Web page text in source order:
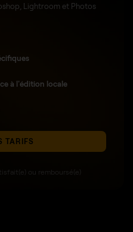
Lightroom et Photos
à l'édition locale
TARIFS
ou remboursé(e)